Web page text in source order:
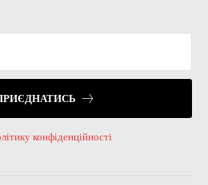
конфіденційності